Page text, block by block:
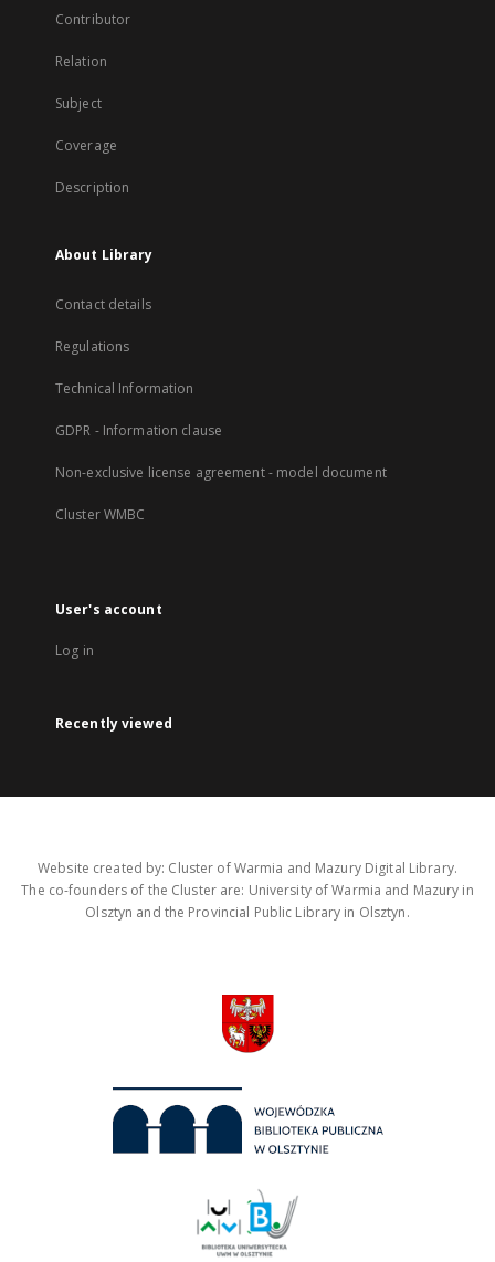
Contributor
Relation
Subject
Coverage
Description
About Library
Contact details
Regulations
Technical Information
GDPR - Information clause
Non-exclusive license agreement - model document
Cluster WMBC
User's account
Log in
Recently viewed
Website created by: Cluster of Warmia and Mazury Digital Library.
The co-founders of the Cluster are: University of Warmia and Mazury in
Olsztyn and the Provincial Public Library in Olsztyn.